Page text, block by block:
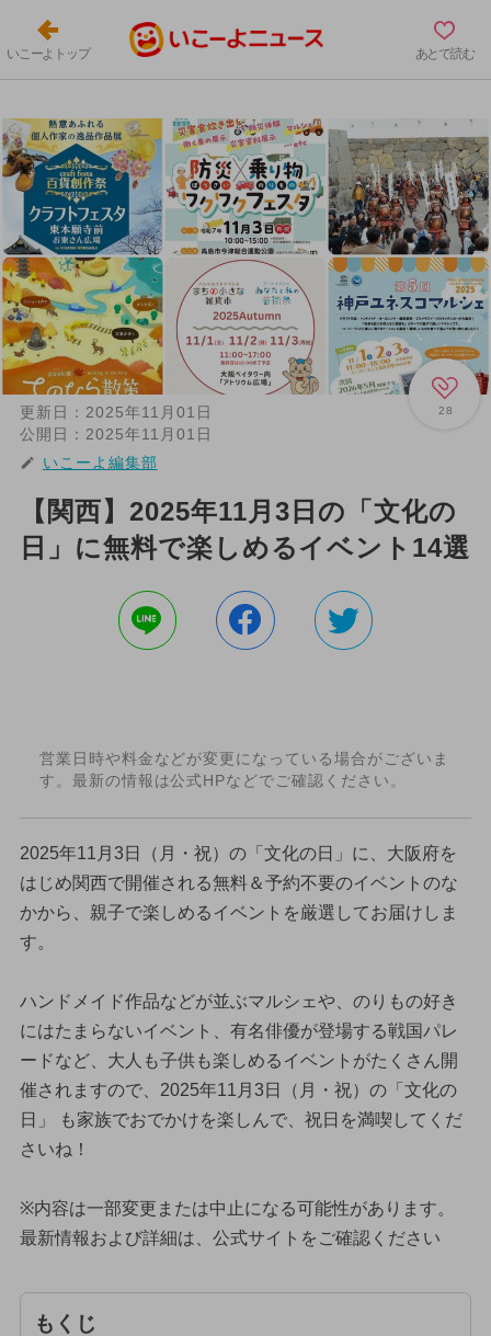
いこーよトップ あとで読む
28
更新日： 2025年11月01日
公開日： 2025年11月01日
いこーよ編集部
【関西】2025年11月3日の「文化の
日」に無料で楽しめるイベント14選
営業日時や料金などが変更になっている場合がございま
す。最新の情報は公式HPなどでご確認ください。
2025年11月3日（月・祝）の「文化の日」に、大阪府を
はじめ関西で開催される無料＆予約不要のイベントのな
かから、親子で楽しめるイベントを厳選してお届けしま
す。
ハンドメイド作品などが並ぶマルシェや、のりもの好き
にはたまらないイベント、有名俳優が登場する戦国パレ
ードなど、大人も子供も楽しめるイベントがたくさん開
催されますので、2025年11月3日（月・祝）の「文化の
日」 も家族でおでかけを楽しんで、祝日を満喫してくだ
さいね！
※内容は一部変更または中止になる可能性があります。
最新情報および詳細は、公式サイトをご確認ください
もくじ